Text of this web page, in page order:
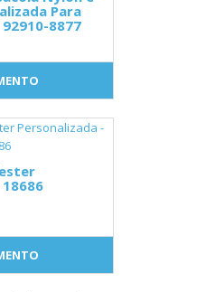
Para
8877